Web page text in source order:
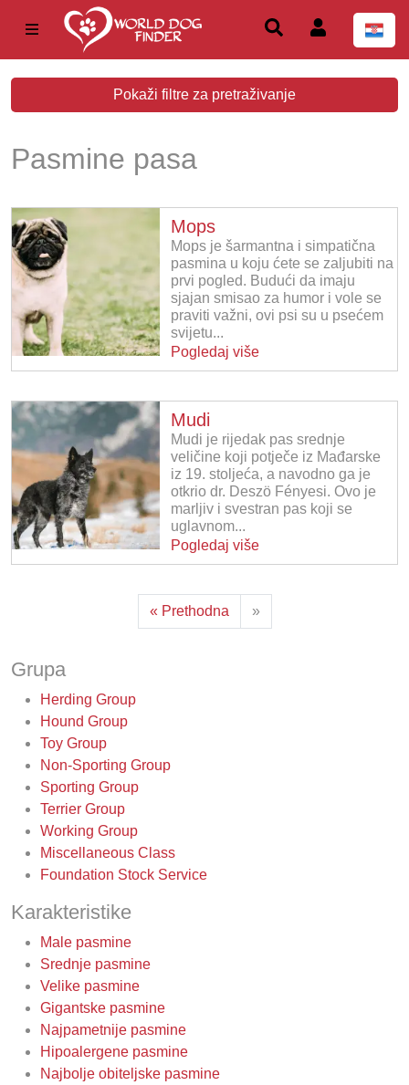
Pokaži filtre za pretraživanje
Pasmine pasa
Mops
Mops je šarmantna i simpatična
pasmina u koju ćete se zaljubiti na
prvi pogled. Budući da imaju
sjajan smisao za humor i vole se
praviti važni, ovi psi ​​su u psećem
svijetu...
Pogledaj više
Mudi
Mudi je rijedak pas srednje
veličine koji potječe iz Mađarske
iz 19. stoljeća, a navodno ga je
otkrio dr. Deszö Fényesi. Ovo je
marljiv i svestran pas koji se
uglavnom...
Pogledaj više
« Prethodna »
Grupa
Herding Group
Hound Group
Toy Group
Non-Sporting Group
Sporting Group
Terrier Group
Working Group
Miscellaneous Class
Foundation Stock Service
Karakteristike
Male pasmine
Srednje pasmine
Velike pasmine
Gigantske pasmine
Najpametnije pasmine
Hipoalergene pasmine
Najbolje obiteljske pasmine